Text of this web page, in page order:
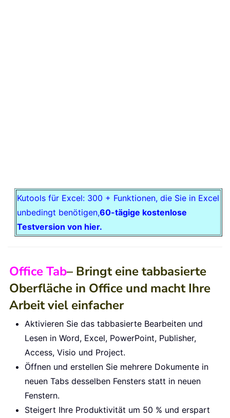
Kutools für Excel: 300 + Funktionen, die Sie in Excel
unbedingt benötigen,60-tägige kostenlose
Testversion von hier.
Office Tab– Bringt eine tabbasierte
Oberfläche in Office und macht Ihre
Arbeit viel einfacher
Aktivieren Sie das tabbasierte Bearbeiten und
Lesen in Word, Excel, PowerPoint, Publisher,
Access, Visio und Project.
Öffnen und erstellen Sie mehrere Dokumente in
neuen Tabs desselben Fensters statt in neuen
Fenstern.
Steigert Ihre Produktivität um 50 % und erspart